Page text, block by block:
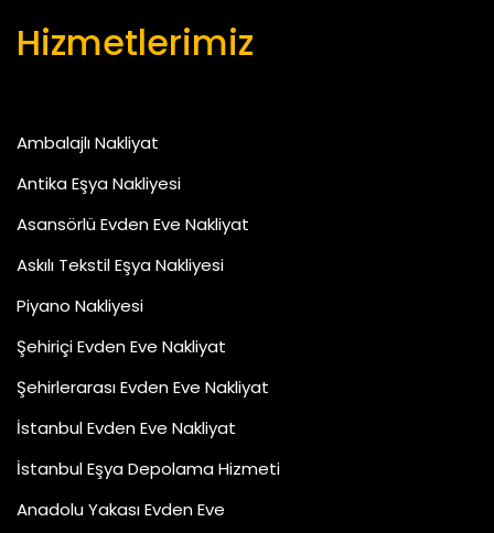
Hizmetlerimiz
Ambalajlı Nakliyat
Antika Eşya Nakliyesi
Asansörlü Evden Eve Nakliyat
Askılı Tekstil Eşya Nakliyesi
Piyano Nakliyesi
Şehiriçi Evden Eve Nakliyat
Şehirlerarası Evden Eve Nakliyat
İstanbul Evden Eve Nakliyat
İstanbul Eşya Depolama Hizmeti
Anadolu Yakası Evden Eve